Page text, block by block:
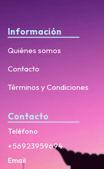
Información
Quiénes somos
Contacto
Términos y Condiciones
Contacto
Teléfono
+56923959694
Email